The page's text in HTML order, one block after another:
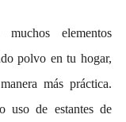
elementos
polvo en tu hogar,
más práctica.
uso de estantes de